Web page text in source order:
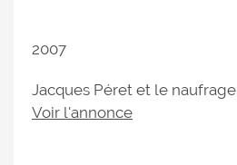
2007
Jacques Péret et le naufrage
Voir l'annonce